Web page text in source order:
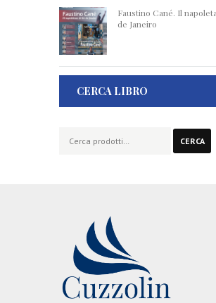
Faustino Cané. Il
de Janeiro
CERCA LIBRO
CERCA